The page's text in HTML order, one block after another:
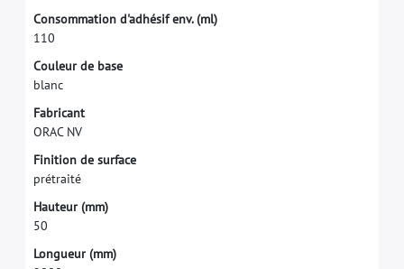
Consommation d'adhésif env. (ml)
110
Couleur de base
blanc
Fabricant
ORAC NV
Finition de surface
prétraité
Hauteur (mm)
50
Longueur (mm)